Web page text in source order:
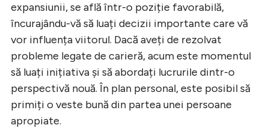
expansiunii, se află într-o poziție favorabilă,
încurajându-vă să luați decizii importante care vă
vor influența viitorul. Dacă aveți de rezolvat
probleme legate de carieră, acum este momentul
să luați inițiativa și să abordați lucrurile dintr-o
perspectivă nouă. În plan personal, este posibil să
primiți o veste bună din partea unei persoane
apropiate.